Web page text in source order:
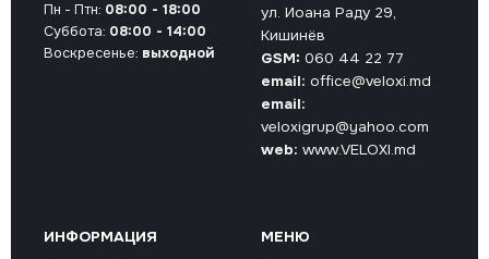
ул. Иоана Раду 29,
Кишинёв
GSM: 060 44 22 77
email: office@veloxi.md
email:
veloxigrup@yahoo.com
web: www.VELOXI.md
ИНФОРМАЦИЯ
МЕНЮ
Пн - Птн: 08:00 - 18:00
Суббота: 08:00 - 14:00
Воскресенье: выходной